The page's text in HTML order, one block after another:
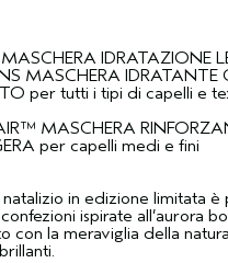
IDRATAZIONE
MASCHERA IDRATANTE
per tutti i tipi di capelli e
MASCHERA
per capelli medi e fini
in edizione limitata
ispirate all’aurora
con la meraviglia della